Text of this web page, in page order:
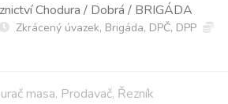
Chodura / Dobrá / BRIGÁDA
Zkrácený úvazek, Brigáda, DPČ, DPP
masa, Prodavač, Řezník